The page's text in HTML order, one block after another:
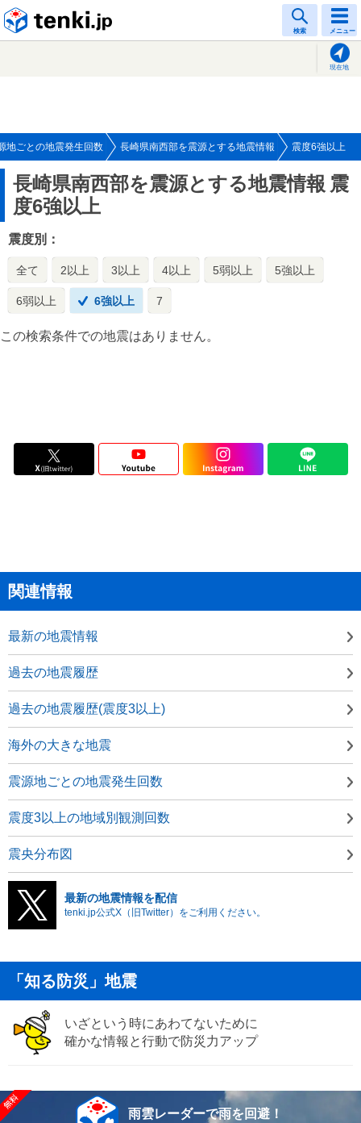
検索 メニュー
現在地
地ごとの地震発生回数 長崎県南西部を震源とする地震情報 震度6強以上
長崎県南西部を震源とする地震情報 震
度6強以上
震度別：
全て 2以上 3以上 4以上 5弱以上 5強以上
6弱以上 6強以上 7
この検索条件での地震はありません。
関連情報
最新の地震情報
過去の地震履歴
過去の地震履歴(震度3以上)
海外の大きな地震
震源地ごとの地震発生回数
震度3以上の地域別観測回数
震央分布図
最新の地震情報を配信
tenki.jp公式X（旧Twitter）をご利用ください。
「知る防災」地震
いざという時にあわてないために
確かな情報と行動で防災力アップ
雨雲レーダーで雨を回避！